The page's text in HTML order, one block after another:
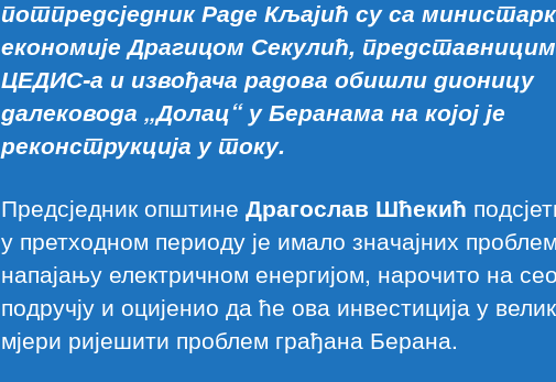
потпредсједник Раде Кљајић су са
економије Драгицом Секулић,
ЦЕДИС-а и извођача радова обишли дионицу
далековода „Долац“ у Беранама на којој је
реконструкција у току.
Предсједник општине Драгослав Шћекић
у претходном периоду је имало значајних
напајању електричном енергијом, нарочито на
подручју и оцијенио да ће ова инвестиција у
мјери ријешити проблем грађана Берана.